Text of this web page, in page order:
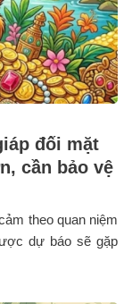
đối mặt
cần bảo vệ
theo quan niệm
dự báo sẽ gặp